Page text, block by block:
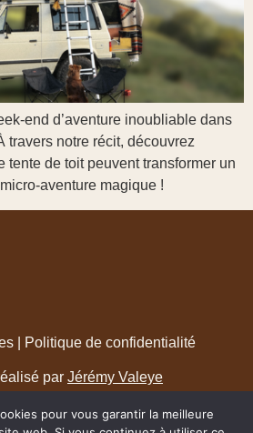
end d’aventure inoubliable dans
travers notre récit, découvrez
tente de toit peuvent transformer un
aventure magique !
| Politique de confidentialité
par Jérémy Valeye
pour vous garantir la meilleure